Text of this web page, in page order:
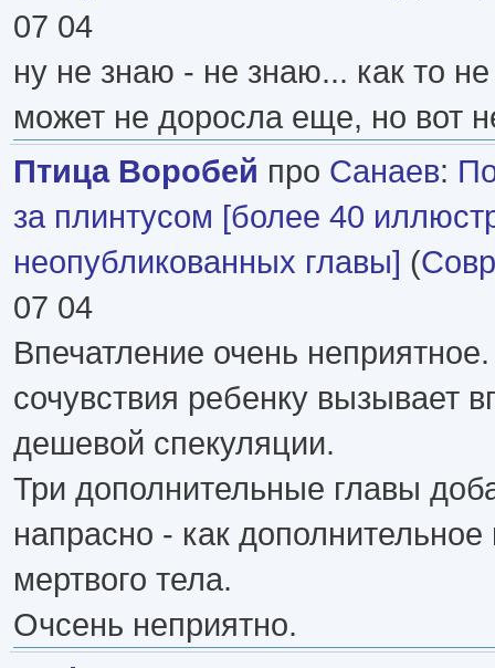
07 04
ну не знаю - не знаю... как то
может не доросла еще, но вот
Птица Воробей про Санаев:
за плинтусом [более 40
неопубликованных главы] (
07 04
Впечатление очень
сочувствия ребенку вызывает
дешевой спекуляции.
Три дополнительные главы
напрасно - как дополнительное
мертвого тела.
Очсень неприятно.